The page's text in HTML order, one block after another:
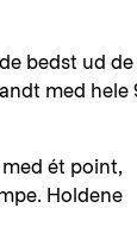
bedst ud de
med hele
ét point,
Holdene